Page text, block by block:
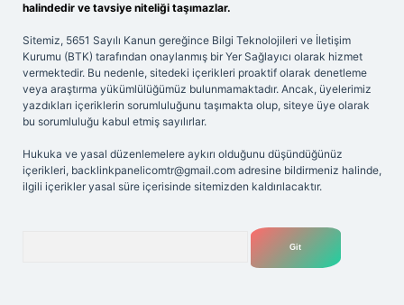
halindedir ve tavsiye niteliği taşımazlar.
Sitemiz, 5651 Sayılı Kanun gereğince Bilgi Teknolojileri ve İletişim
Kurumu (BTK) tarafından onaylanmış bir Yer Sağlayıcı olarak hizmet
vermektedir. Bu nedenle, sitedeki içerikleri proaktif olarak denetleme
veya araştırma yükümlülüğümüz bulunmamaktadır. Ancak, üyelerimiz
yazdıkları içeriklerin sorumluluğunu taşımakta olup, siteye üye olarak
bu sorumluluğu kabul etmiş sayılırlar.
Hukuka ve yasal düzenlemelere aykırı olduğunu düşündüğünüz
içerikleri, backlinkpanelicomtr@gmail.com adresine bildirmeniz halinde,
ilgili içerikler yasal süre içerisinde sitemizden kaldırılacaktır.